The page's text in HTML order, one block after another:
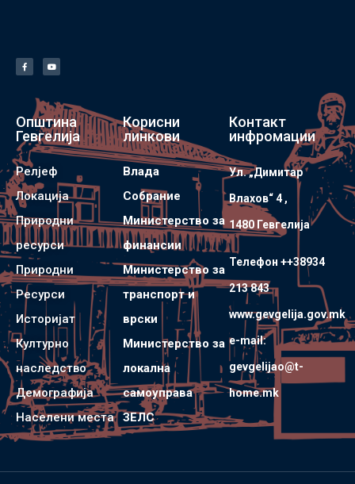
Општина
Гевгелија
Релјеф
Локација
Природни
ресурси
Природни
Ресурси
Историјат
Културно
наследство
Демографија
Населени места
Корисни
линкови
Влада
Собрание
Министерство за
финансии
Министерство за
транспорт и
врски
Министерство за
локална
самоуправа
ЗЕЛС
Контакт
инфромации
Ул. „Димитар
Влахов“ 4 ,
1480 Гевгелијa
Телефон ++38934
213 843
www.gevgelija.gov.mk
e-mail:
gevgelijao@t-
home.mk